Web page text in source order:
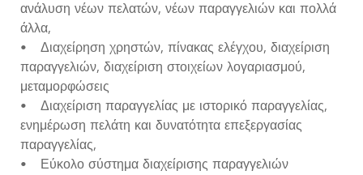
ανάλυση νέων πελατών, νέων παραγγελιών και πολλά
άλλα,
• Διαχείρηση χρηστών, πίνακας ελέγχου, διαχείριση
παραγγελιών, διαχείριση στοιχείων λογαριασμού,
μεταμορφώσεις
• Διαχείριση παραγγελίας με ιστορικό παραγγελίας,
ενημέρωση πελάτη και δυνατότητα επεξεργασίας
παραγγελίας,
• Εύκολο σύστημα διαχείρισης παραγγελιών